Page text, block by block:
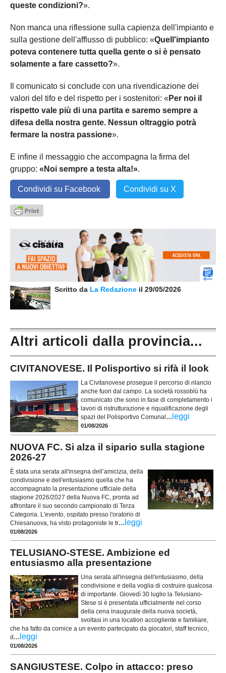
queste condizioni?».
Non manca una riflessione sulla capienza dell'impianto e
sulla gestione dell'afflusso di pubblico: «Quell'impianto
poteva contenere tutta quella gente o si è pensato
solamente a fare cassetto?».
Il comunicato si conclude con una rivendicazione dei
valori del tifo e del rispetto per i sostenitori: « Per noi il
rispetto vale più di una partita e saremo sempre a
difesa della nostra gente. Nessun oltraggio potrà
fermare la nostra passione».
E infine il messaggio che accompagna la firma del
gruppo: «Noi sempre a testa alta!».
Condividi su Facebook Condividi su X
Scritto da La Redazione il 29/05/2026
Altri articoli dalla provincia...
CIVITANOVESE. Il Polisportivo si rifà il look
La Civitanovese prosegue il percorso di rilancio
anche fuori dal campo. La società rossoblù ha
comunicato che sono in fase di completamento i
lavori di ristrutturazione e riqualificazione degli
spazi del Polisportivo Comunal ... leggi
01/08/2026
NUOVA FC. Si alza il sipario sulla stagione
2026-27
È stata una serata all'insegna dell’amicizia, della
condivisione e dell'entusiasmo quella che ha
accompagnato la presentazione ufficiale della
stagione 2026/2027 della Nuova FC, pronta ad
affrontare il suo secondo campionato di Terza
Categoria. L'evento, ospitato presso l'oratorio di
Chiesanuova, ha visto protagoniste le tr... leggi
01/08/2026
TELUSIANO-STESE. Ambizione ed
entusiasmo alla presentazione
Una serata all'insegna dell'entusiasmo, della
condivisione e della voglia di costruire qualcosa
di importante. Giovedì 30 luglio la Telusiano-
Stese si è presentata ufficialmente nel corso
della cena inaugurale della nuova società,
svoltasi in una location accogliente e familiare,
che ha fatto da cornice a un evento partecipato da giocatori, staff tecnico,
d ... leggi
01/08/2026
SANGIUSTESE. Colpo in attacco: preso